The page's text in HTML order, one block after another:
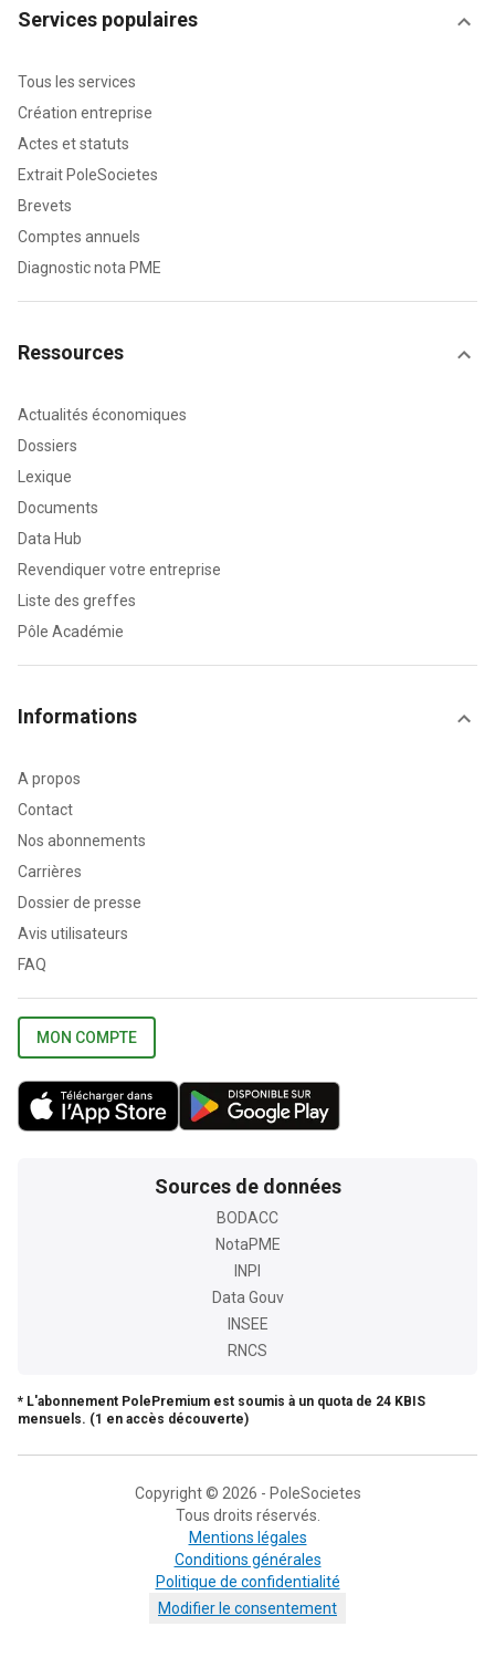
Services populaires
Tous les services
Création entreprise
Actes et statuts
Extrait PoleSocietes
Brevets
Comptes annuels
Diagnostic nota PME
Ressources
Actualités économiques
Dossiers
Lexique
Documents
Data Hub
Revendiquer votre entreprise
Liste des greffes
Pôle Académie
Informations
A propos
Contact
Nos abonnements
Carrières
Dossier de presse
Avis utilisateurs
FAQ
MON COMPTE
Sources de données
BODACC
NotaPME
INPI
Data Gouv
INSEE
RNCS
* L'abonnement PolePremium est soumis à un quota de 24 KBIS
mensuels. (1 en accès découverte)
Copyright © 2026 - PoleSocietes
Tous droits réservés.
Mentions légales
Conditions générales
Politique de confidentialité
Modifier le consentement